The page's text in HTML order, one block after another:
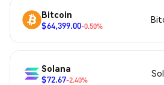
Bitcoin
$64,399.00-0.50%
Solana
$72.67-2.40%